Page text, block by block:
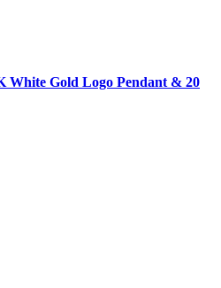
White Gold Logo Pendant & 20